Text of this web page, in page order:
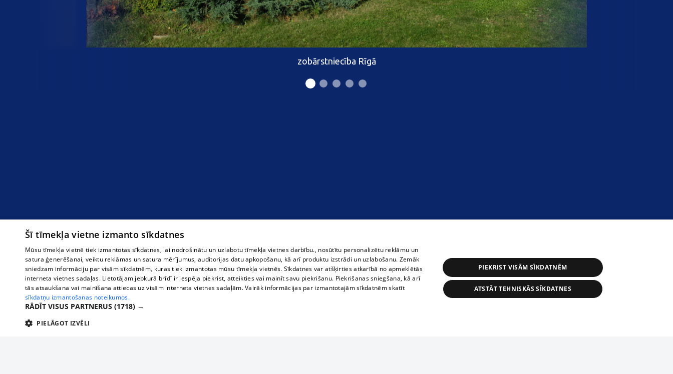
zobārstniecība Rīgā
Šī tīmekļa vietne izmanto sīkdatnes
Mūsu tīmekļa vietnē tiek izmantotas sīkdatnes, lai nodrošinātu un uzlabotu tīmekļa vietnes darbību., nosūtītu personalizētu reklāmu un
satura ģenerēšanai, veiktu reklāmas un satura mērījumus, auditorijas datu apkopošanu, kā arī produktu izstrādi un uzlabošanu. Zemāk
sniedzam informāciju par visām sīkdatnēm, kuras tiek izmantotas mūsu tīmekļa vietnēs. Sīkdatnes var atšķirties atkarībā no apmeklētās
interneta vietnes sadaļas. Lietotājam jebkurā brīdī ir iespēja piekrist, atteikties vai mainīt savu piekrišanu. Piekrišanas sniegšana, kā arī
tās atsaukšana vai mainīšana attiecas uz visām interneta vietnes sadaļām. Vairāk informācijas par izmantotajām sīkdatnēm skatīt
sīkdatņu izmantošanas noteikumos.
RĀDĪT VISUS PARTNERUS (1718) →
PIELĀGOT IZVĒLI
PIEKRIST VISĀM SĪKDATNĒM
ATSTĀT TEHNISKĀS SĪKDATNES